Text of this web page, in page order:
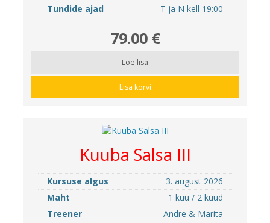
Tundide ajad
T ja N kell 19:00
79.00 €
Loe lisa
Lisa korvi
Kuuba Salsa III
Kursuse algus
3. august 2026
Maht
1 kuu / 2 kuud
Treener
Andre & Marita